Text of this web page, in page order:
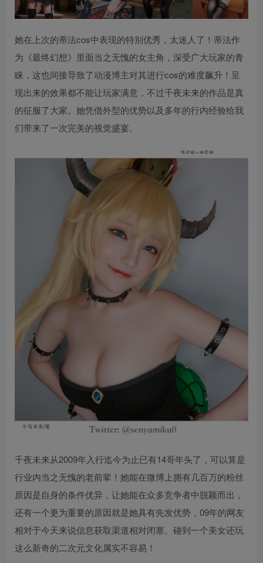
她在上次的蒂法cos中表现的特别优秀，太迷人了！蒂法作
为《最终幻想》里面当之无愧的女主角，深受广大玩家的青
睐，这也间接导致了动漫博主对其进行cos的难度飙升！呈
现出来的效果都不能让玩家满意，不过千夜未来的作品是真
的征服了大家。她凭借外型的优势以及多年的行内经验给我
们带来了一次完美的视觉盛宴。
千夜未来从2009年入行迄今为止已有14哥年头了，可以算是
行业内当之无愧的老前辈！她能在微博上拥有几百万的粉丝
原因是自身的条件优异，让她能在众多竞争者中脱颖而出，
还有一个更为重要的原因就是她具有先发优势，09年的网友
相对于今天来说信息获取渠道相对闭塞。碰到一个美女还玩
这么新奇的二次元文化属实不容易！